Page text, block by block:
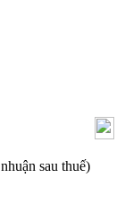
sau thuế)